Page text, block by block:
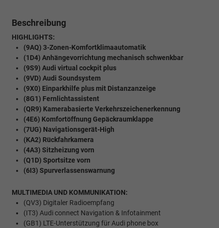
Beschreibung
HIGHLIGHTS:
(9AQ) 3-Zonen-Komfortklimaautomatik
(1D4) Anhängevorrichtung mechanisch schwenkbar
(9S9) Audi virtual cockpit plus
(9VD) Audi Soundsystem
(9X0) Einparkhilfe plus mit Distanzanzeige
(8G1) Fernlichtassistent
(QR9) Kamerabasierte Verkehrszeichenerkennung
(4E6) Komfortöffnung Gepäckraumklappe
(7UG) Navigationsgerät-High
(KA2) Rückfahrkamera
(4A3) Sitzheizung vorn
(Q1D) Sportsitze vorn
(6I3) Spurverlassenswarnung
MULTIMEDIA UND KOMMUNIKATION:
(QV3) Digitaler Radioempfang
(IT3) Audi connect Navigation & Infotainment
(GB1) LTE-Unterstützung für Audi phone box